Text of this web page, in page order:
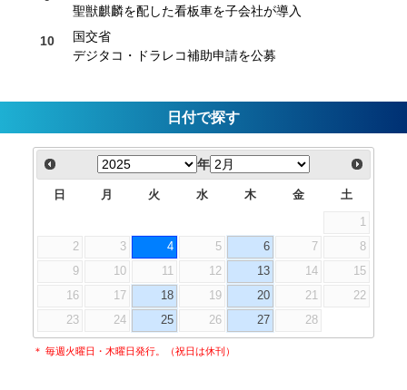
聖獣麒麟を配した看板車を子会社が導入
国交省
デジタコ・ドラレコ補助申請を公募
日付で探す
年
日 月 火 水 木 金 土
1
2
3 4 5 6 7
8
9
10 11 12 13 14
15
16
17 18 19 20 21
22
23
24 25 26 27 28
＊ 毎週火曜日・木曜日発行。（祝日は休刊）